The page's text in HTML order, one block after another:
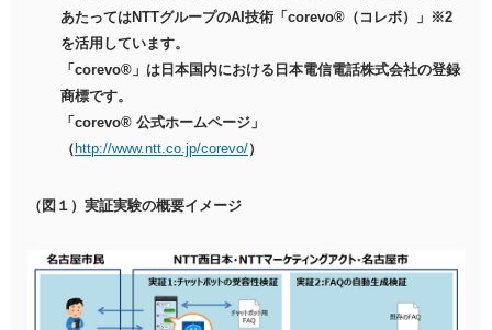
あたってはNTTグループのAI技術「corevo®（コレボ）」※2
を活用しています。
「corevo®」は日本国内における日本電信電話株式会社の登録
商標です。
「corevo® 公式ホームページ」
（ http://www.ntt.co.jp/corevo/）
（図１）実証実験の概要イメージ